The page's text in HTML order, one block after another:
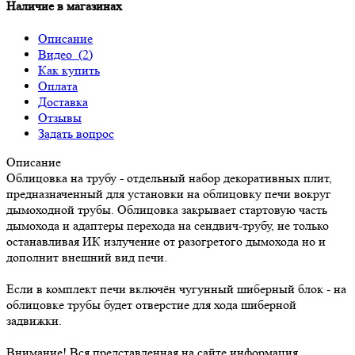
Наличие в магазинах
Описание
Видео (2)
Как купить
Оплата
Доставка
Отзывы
Задать вопрос
Описание
Облицовка на трубу - отдельный набор декоративных плит,
предназначенный для установки на облицовку печи вокруг
дымоходной трубы. Облицовка закрывает стартовую часть
дымохода и адаптеры перехода на сендвич-трубу, не только
останавливая ИК излучение от разогретого дымохода но и
дополнит внешний вид печи.
Если в комплект печи включён чугунный шиберный блок - на
облицовке трубы будет отверстие для хода шиберной
задвижки.